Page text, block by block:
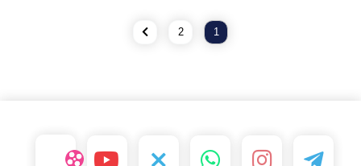
1
2